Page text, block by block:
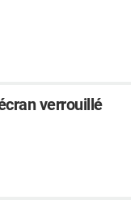
verrouillé